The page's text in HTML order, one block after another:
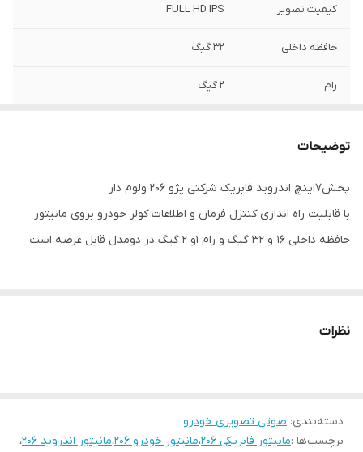
کیفیت تصویر FULL HD IPS
حافظه داخلی 32 گیگ
رام 2 گیگ
دارد با قابلیت تماس صوتی
پورت USB 2عدد
توضیحات
پخش7اینچ اندروید فابریک شرکتی پژو 206 ولوم دار
با قابلیت راه اندازی کنترل فرمان و اطلاعات کولر خودرو بروی مانیتور
حافظه داخلی 16 و 32 گیگ و رام 1و 2 گیگ در دومدل قابل عرضه است
قابلیت نصب دوربین دنده عقب و دوربین جلو و 360 درجه
16باند لول اکولایزر دارد و سیستم خروجی 6 ولتی میباشد
نظرات
دسته‌بندی: صوتی تصویری خودرو
برچسب‌ها :مانیتور فابریکی ۲۰۶ ،مانیتور خودرو ۲۰۶ ،مانیتور اندروید ۲۰۶ ،